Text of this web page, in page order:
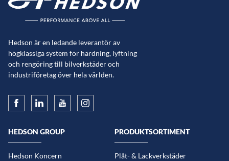
Hedson är en ledande leverantör av
högklassiga system för härdning, lyftning
och rengöring till bilverkstäder och
industriföretag över hela världen.
HEDSON GROUP
Hedson Koncern
PRODUKTSORTIMENT
Plåt- & Lackverkstäder